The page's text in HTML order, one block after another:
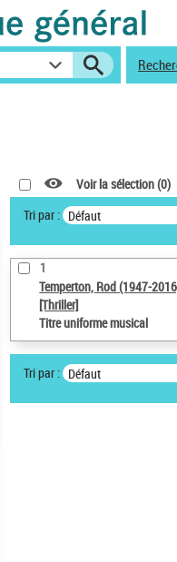
Voir la sélection (0)
Tri par : Défaut
1
Temperton, Rod (1947-
[Thriller]
Titre uniforme musical
Tri par : Défaut